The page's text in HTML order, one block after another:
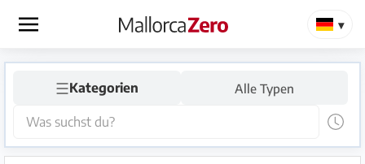
×
Startseite
Anzeige
aufgeben
☰Kategorien Alle Typen